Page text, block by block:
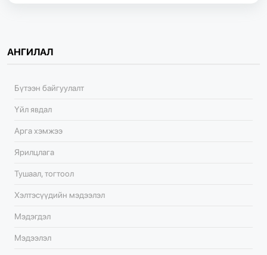
АНГИЛАЛ
Бүтээн байгуулалт
Үйл явдал
Арга хэмжээ
Ярилцлага
Тушаал, тогтоол
Хэлтэсүүдийн мэдээлэл
Мэдэгдэл
Мэдээлэл